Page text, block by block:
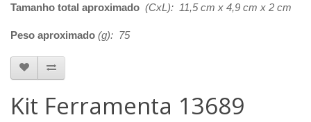
Tamanho total aproximado (CxL): 11,5 cm x 4,9 cm x 2 cm
Peso aproximado (g): 75
Kit Ferramenta 13689